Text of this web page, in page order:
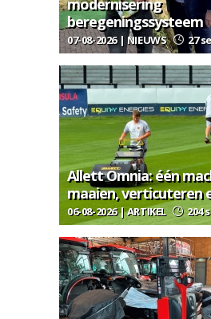
modernisering
beregeningssysteem
07-08-2026 | NIEUWS 27
Allett Omnia: één
maaien, verticuteren
06-08-2026 | ARTIKEL 204